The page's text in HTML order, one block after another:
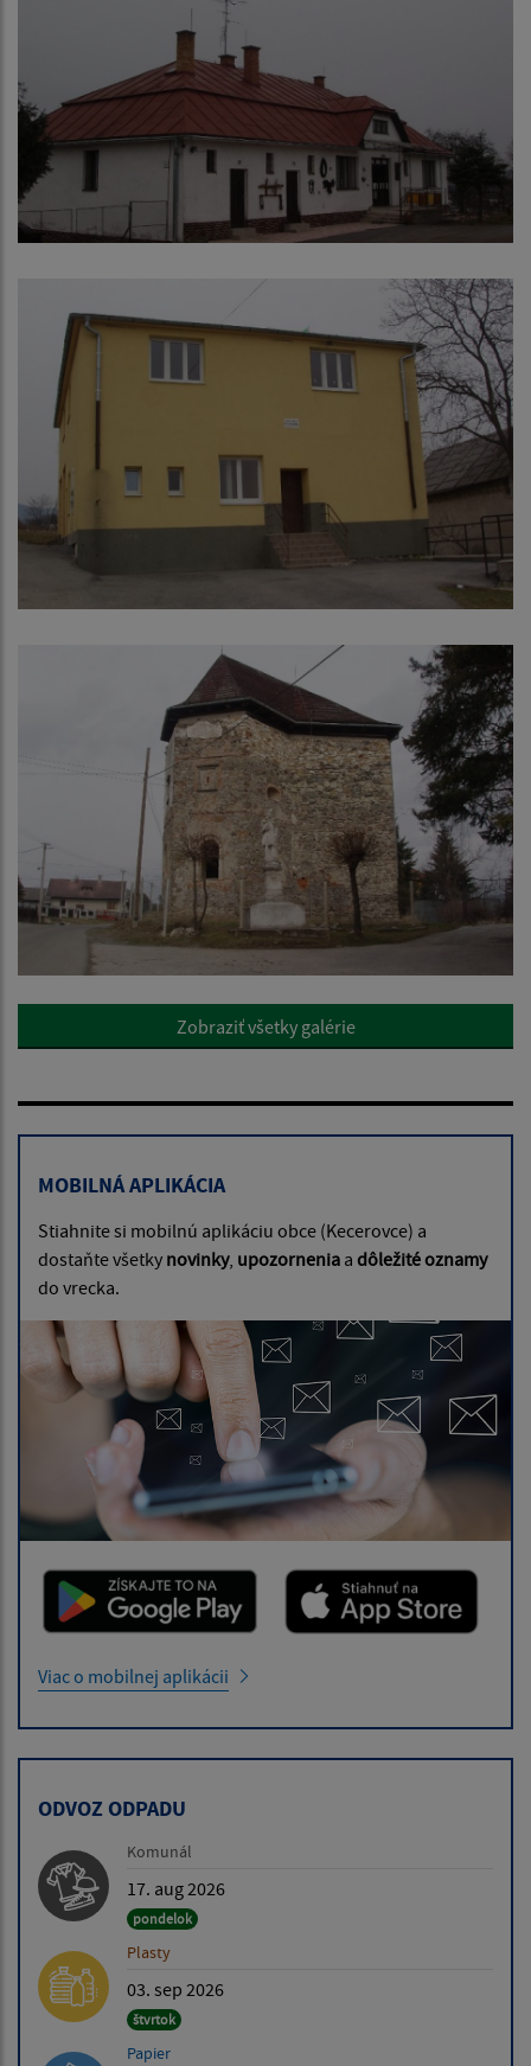
Zobraziť všetky galérie
MOBILNÁ APLIKÁCIA
Stiahnite si mobilnú aplikáciu obce (Kecerovce) a
dostaňte všetky novinky, upozornenia a dôležité oznamy
do vrecka.
Viac o mobilnej aplikácii
ODVOZ ODPADU
Komunál
17. aug 2026
pondelok
Plasty
03. sep 2026
štvrtok
Papier